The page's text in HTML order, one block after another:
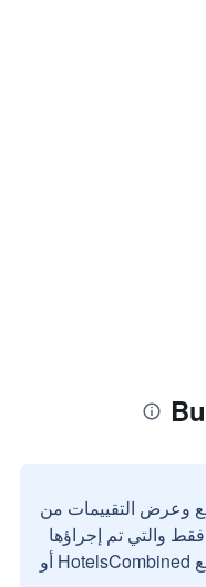
وعرض التقييمات من
والتي تم إجراؤها
بواسطة مستخدمين حقيقيين مع HotelsCombined أو